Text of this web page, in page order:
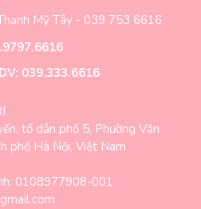
Mỹ Tây - 039 753 6616
039.333.6616
tổ dân phố 5, Phường Văn
phố Hà Nội, Việt Nam
0108977908-001